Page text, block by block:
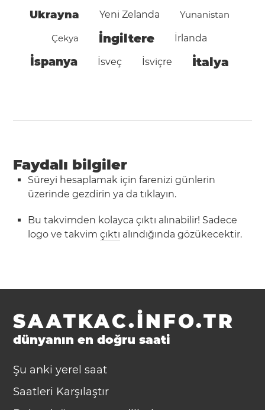
Ukrayna Yeni Zelanda Yunanistan
Çekya İngiltere İrlanda
İspanya İsveç İsviçre İtalya
Faydalı bilgiler
Süreyi hesaplamak için farenizi günlerin
üzerinde gezdirin ya da tıklayın.
Bu takvimden kolayca çıktı alınabilir! Sadece
logo ve takvimçıktı alındığında gözükecektir.
SAATKAC.INFO.TR
dünyanın en doğru saati
Şu anki yerel saat
Saatleri Karşılaştır